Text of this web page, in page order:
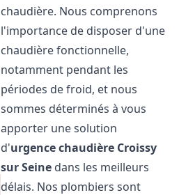
chaudière. Nous comprenons
l'importance de disposer d'une
chaudière fonctionnelle,
notamment pendant les
périodes de froid, et nous
sommes déterminés à vous
apporter une solution
d'urgence chaudière Croissy
sur Seine dans les meilleurs
délais. Nos plombiers sont